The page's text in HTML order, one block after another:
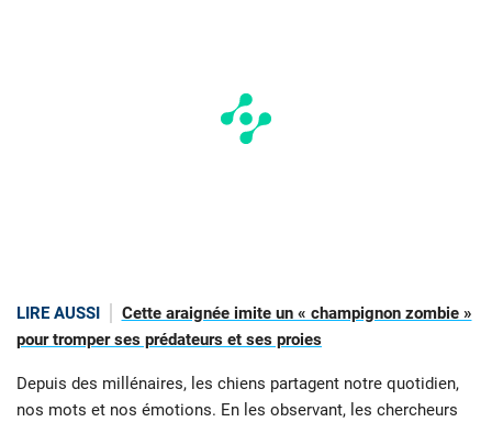
LIRE AUSSI
Cette araignée imite un « champignon zombie »
pour tromper ses prédateurs et ses proies
Depuis des millénaires, les chiens partagent notre quotidien,
nos mots et nos émotions. En les observant, les chercheurs